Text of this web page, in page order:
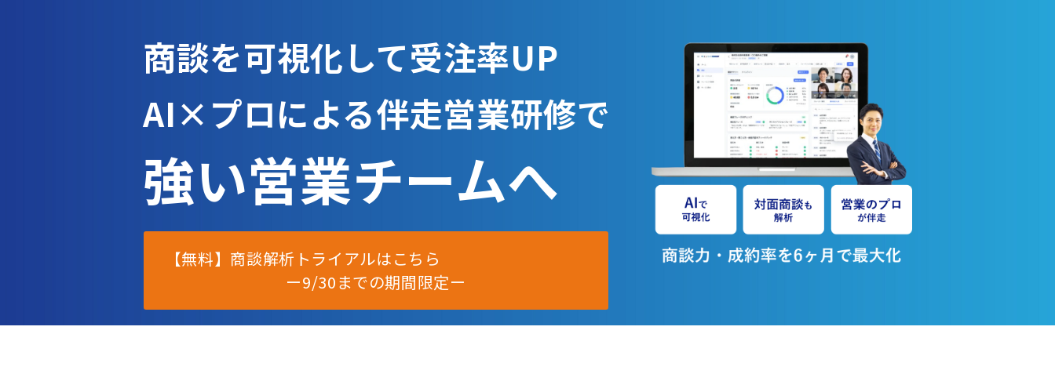
商談を可視化して受注率UP
AI×プロによる伴走営業研修で
強い営業チームへ
【無料】商談解析トライアルはこちら
ー9/30までの期間限定ー